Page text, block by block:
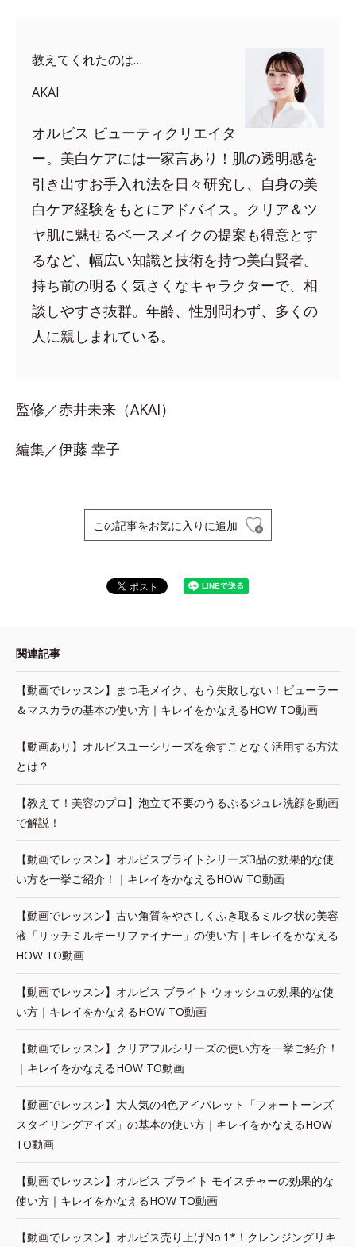
教えてくれたのは…
AKAI
オルビス ビューティクリエイタ
ー。美白ケアには一家言あり！肌の透明感を
引き出すお手入れ法を日々研究し、自身の美
白ケア経験をもとにアドバイス。クリア＆ツ
ヤ肌に魅せるベースメイクの提案も得意とす
るなど、幅広い知識と技術を持つ美白賢者。
持ち前の明るく気さくなキャラクターで、相
談しやすさ抜群。年齢、性別問わず、多くの
人に親しまれている。
監修／赤井未来（AKAI）
編集／伊藤 幸子
この記事をお気に入りに追加
関連記事
【動画でレッスン】まつ毛メイク、もう失敗しない！ビューラー
＆マスカラの基本の使い方｜キレイをかなえるHOW TO動画
【動画あり】オルビスユーシリーズを余すことなく活用する方法
とは？
【教えて！美容のプロ】泡立て不要のうるぷるジュレ洗顔を動画
で解説！
【動画でレッスン】オルビスブライトシリーズ3品の効果的な使
い方を一挙ご紹介！｜キレイをかなえるHOW TO動画
【動画でレッスン】古い角質をやさしくふき取るミルク状の美容
液「リッチミルキーリファイナー」の使い方｜キレイをかなえる
HOW TO動画
【動画でレッスン】オルビス ブライト ウォッシュの効果的な使
い方｜キレイをかなえるHOW TO動画
【動画でレッスン】クリアフルシリーズの使い方を一挙ご紹介！
｜キレイをかなえるHOW TO動画
【動画でレッスン】大人気の4色アイパレット「フォートーンズ
スタイリングアイズ」の基本の使い方｜キレイをかなえるHOW
TO動画
【動画でレッスン】オルビス ブライト モイスチャーの効果的な
使い方｜キレイをかなえるHOW TO動画
【動画でレッスン】オルビス売り上げNo.1*！クレンジングリキ